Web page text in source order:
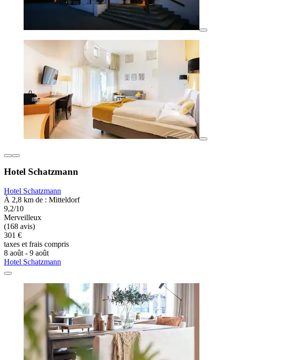
Hotel Schatzmann
Hotel Schatzmann
À 2,8 km de : Mitteldorf
9,2/10
Merveilleux
(168 avis)
301 €
taxes et frais compris
8 août - 9 août
Hotel Schatzmann